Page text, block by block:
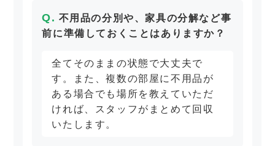
不用品の分別や、家具の分解など事
前に準備しておくことはありますか？
全てそのままの状態で大丈夫で
す。また、複数の部屋に不用品が
ある場合でも場所を教えていただ
ければ、スタッフがまとめて回収
いたします。